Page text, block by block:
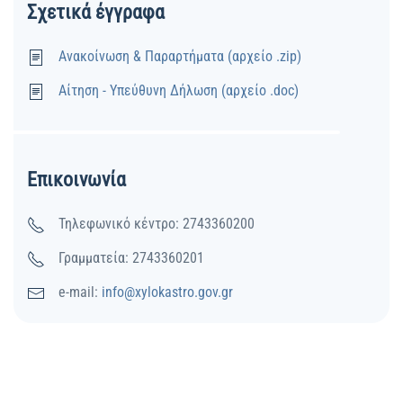
Σχετικά έγγραφα
Ανακοίνωση & Παραρτήματα (αρχείο .zip)
Αίτηση - Υπεύθυνη Δήλωση (αρχείο .doc)
Επικοινωνία
Τηλεφωνικό κέντρο: 2743360200
Γραμματεία: 2743360201
e-mail: info@xylokastro.gov.gr